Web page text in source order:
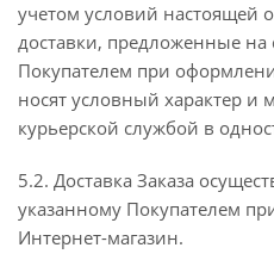
учетом условий настоящей
доставки, предложенные на
Покупателем при
носят условный характер и
курьерской службой в
5.2. Доставка Заказа
указанному Покупателем
Интернет-магазин.